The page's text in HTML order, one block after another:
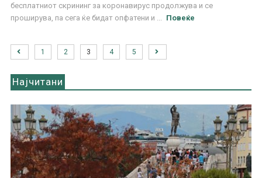
бесплатниот скрининг за коронавирус продолжува и се
проширува, па сега ќе бидат опфатени и ...
Повеќе
1 2 3 4 5
Најчитани